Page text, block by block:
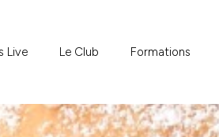
Live Le Club Formations